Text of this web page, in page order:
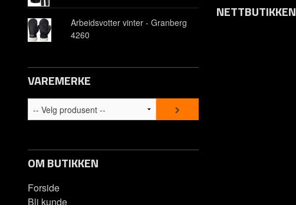
Arbeidsvotter vinter - Granberg
4260
VAREMERKE
OM BUTIKKEN
Forside
Bli kunde
NETTBUTIKKEN